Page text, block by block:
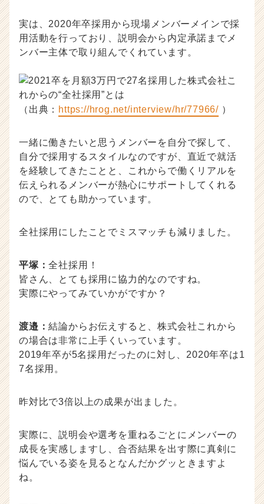
実は、2020年卒採用から現場メンバーメインで採
用活動を行っており、説明会から内定承諾までメ
ンバー主体で取り組んでくれています。
（出典： https://hrog.net/interview/hr/77966/ ）
一緒に働きたいと思うメンバーを自分で探して、
自分で採用するスタイルなのですが、直近で就活
を経験してきたことと、これからで働くリアルを
伝えられるメンバーが熱心にサポートしてくれる
ので、とても助かっています。
全社採用にしたことでミスマッチも減りました。
平塚：全社採用！
皆さん、とても採用に協力的なのですね。
実際にやってみていかがですか？
渡邉：結論からお伝えすると、株式会社これから
の場合は非常に上手くいっています。
2019年卒が5名採用だったのに対し、2020年卒は1
7名採用。
昨対比で3倍以上の成果が出ました。
実際に、説明会や選考を重ねるごとにメンバーの
成長を実感しますし、合否結果を出す際に真剣に
悩んでいる姿を見るとなんだかグッときますよ
ね。